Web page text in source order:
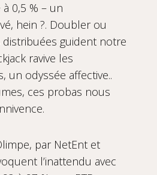
0,5 % – un
hein ?. Doubler ou
guident notre
ravive les
un odyssée affective..
ces probas nous
par NetEnt et
l’inattendu avec